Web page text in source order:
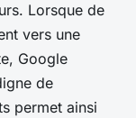
Lorsque de
vers une
Google
de
permet ainsi